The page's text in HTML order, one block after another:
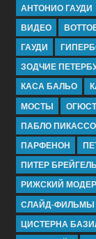
АНТОНИО ГАУДИ
ВИДЕО
ГАУДИ
ЗОДЧИЕ
КАСА БАЛЬО
МОСТЫ
ПАБЛО ПИКАССО
ПАРФЕНОН
ПИТЕР
РИЖСКИЙ
СЛАЙД-ФИЛЬМЫ
ЦИСТЕРНА